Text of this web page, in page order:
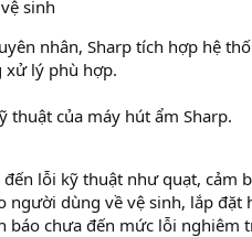
sinh
nhân, Sharp tích hợp hệ
xử lý phù hợp.
thuật của máy hút ẩm Sharp.
lỗi kỹ thuật như quạt, cảm
người dùng về vệ sinh, lắp
báo chưa đến mức lỗi nghiêm